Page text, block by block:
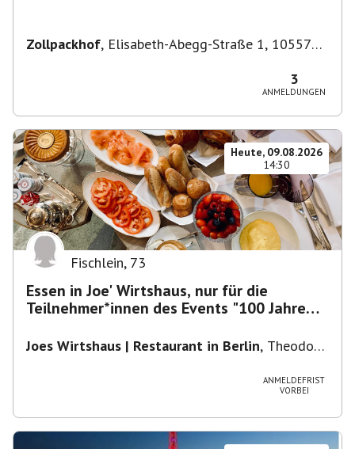
Zollpackhof, Elisabeth-Abegg-Straße 1, 10557
3
ANMELDUNGEN
Heute, 09.08.2026
14:30
Fischlein, 73
Essen in Joe' Wirtshaus, nur für die
Teilnehmer*innen des Events "100 Jahre
Joes Wirtshaus | Restaurant in Berlin, Theodor-
ANMELDEFRIST
VORBEI